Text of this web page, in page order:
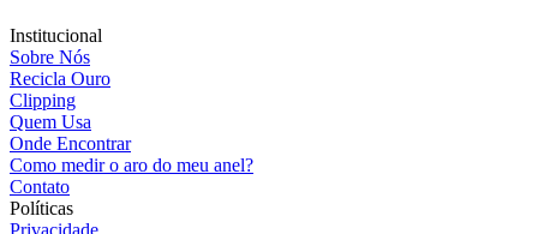
Institucional
Sobre Nós
Recicla Ouro
Clipping
Quem Usa
Onde Encontrar
Como medir o aro do meu anel?
Contato
Políticas